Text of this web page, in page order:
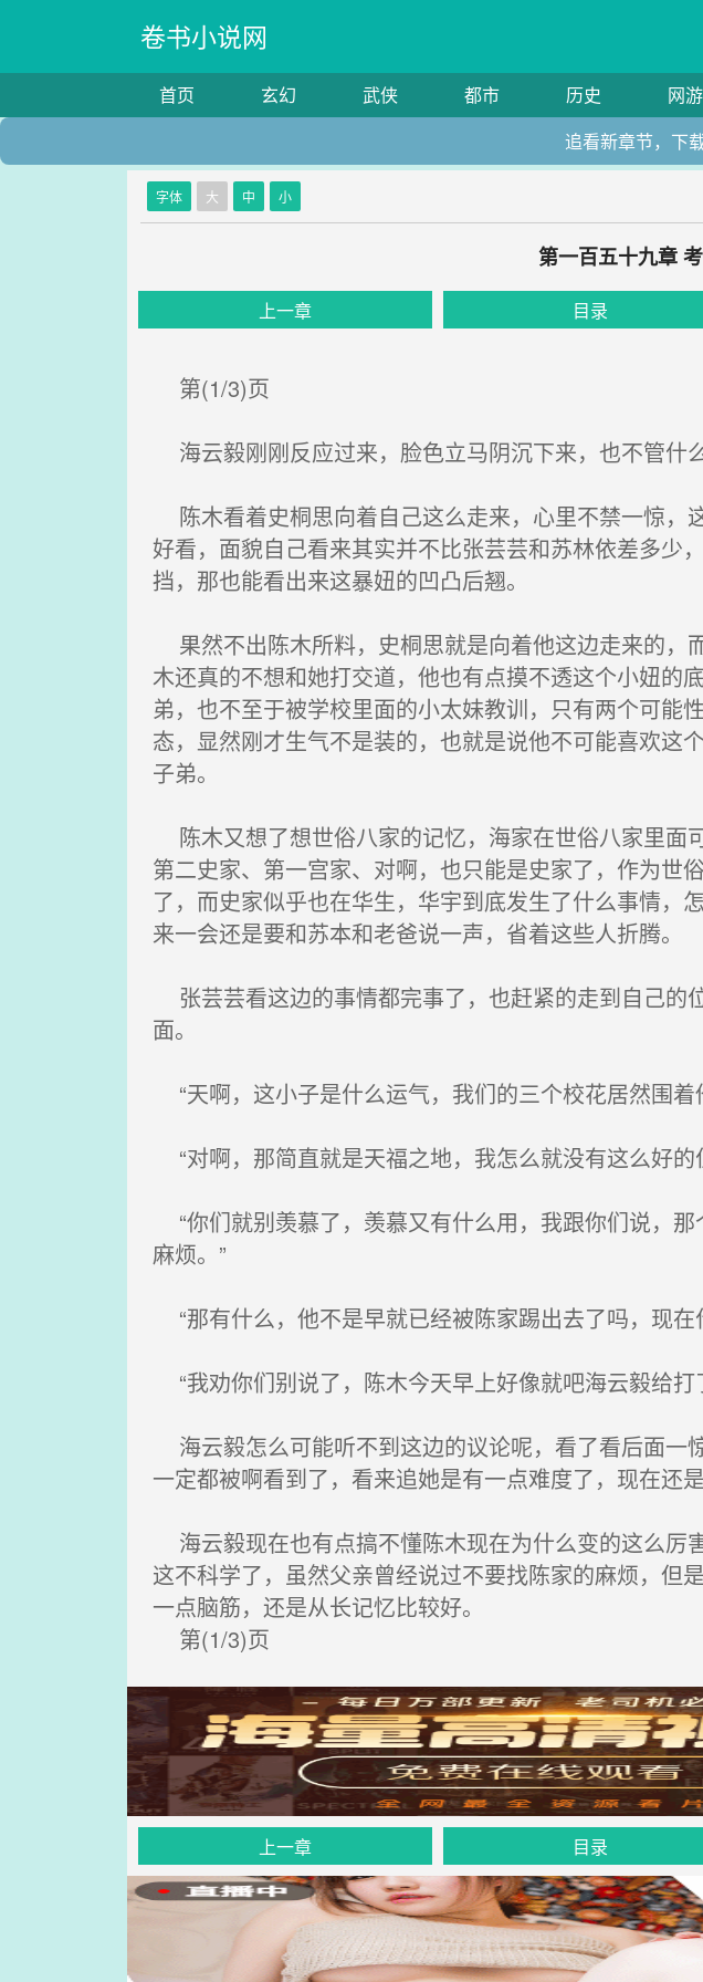
卷书小说网
首页 玄幻 武侠 都市 历史 网游
追看新章节，下
字体 大 中 小
第一百五十九章
上一章 目录
第(1/3)页
海云毅刚刚反应过来，脸色立马阴沉下来，也不管什
陈木看着史桐思向着自己这么走来，心里不禁一惊，
好看，面貌自己看来其实并不比张芸芸和苏林依差多少
挡，那也能看出来这暴妞的凹凸后翘。
果然不出陈木所料，史桐思就是向着他这边走来的，
木还真的不想和她打交道，他也有点摸不透这个小妞的
弟，也不至于被学校里面的小太妹教训，只有两个可能
态，显然刚才生气不是装的，也就是说他不可能喜欢这
子弟。
陈木又想了想世俗八家的记忆，海家在世俗八家里面
第二史家、第一宫家、对啊，也只能是史家了，作为世
了，而史家似乎也在华生，华宇到底发生了什么事情，
来一会还是要和苏本和老爸说一声，省着这些人折腾。
张芸芸看这边的事情都完事了，也赶紧的走到自己的
面。
“天啊，这小子是什么运气，我们的三个校花居然围着
“对啊，那简直就是天福之地，我怎么就没有这么好的
“你们就别羡慕了，羡慕又有什么用，我跟你们说，
麻烦。”
“那有什么，他不是早就已经被陈家踢出去了吗，现在
“我劝你们别说了，陈木今天早上好像就吧海云毅给打
海云毅怎么可能听不到这边的议论呢，看了看后面一
一定都被啊看到了，看来追她是有一点难度了，现在还
海云毅现在也有点搞不懂陈木现在为什么变的这么厉
这不科学了，虽然父亲曾经说过不要找陈家的麻烦，但
一点脑筋，还是从长记忆比较好。
第(1/3)页
上一章 目录